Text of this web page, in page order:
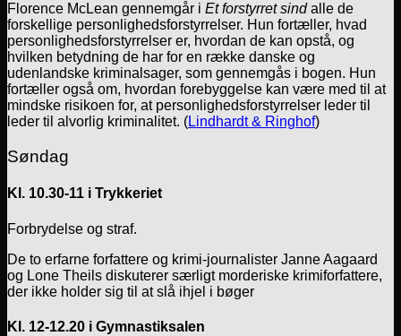
Florence McLean gennemgår i Et forstyrret sindalle de
forskellige personlighedsforstyrrelser. Hun fortæller, hvad
personlighedsforstyrrelser er, hvordan de kan opstå, og
hvilken betydning de har for en række danske og
udenlandske kriminalsager, som gennemgås i bogen. Hun
fortæller også om, hvordan forebyggelse kan være med til at
mindske risikoen for, at personlighedsforstyrrelser leder til
leder til alvorlig kriminalitet. (Lindhardt & Ringhof)
Søndag
Kl. 10.30-11 i Trykkeriet
Forbrydelse og straf.
De to erfarne forfattere og krimi-journalister Janne Aagaard
og Lone Theils diskuterer særligt morderiske krimiforfattere,
der ikke holder sig til at slå ihjel i bøger
Kl. 12-12.20 i Gymnastiksalen